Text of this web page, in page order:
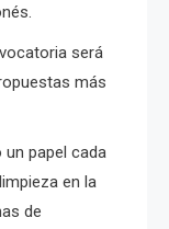
será
más
un papel cada
en la
de